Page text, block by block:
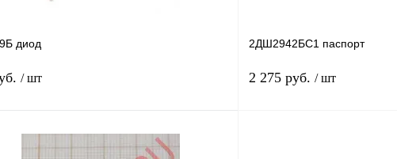
диод
/ шт
В корзину
2ДШ2942БС1 паспорт
2 275 руб. / шт